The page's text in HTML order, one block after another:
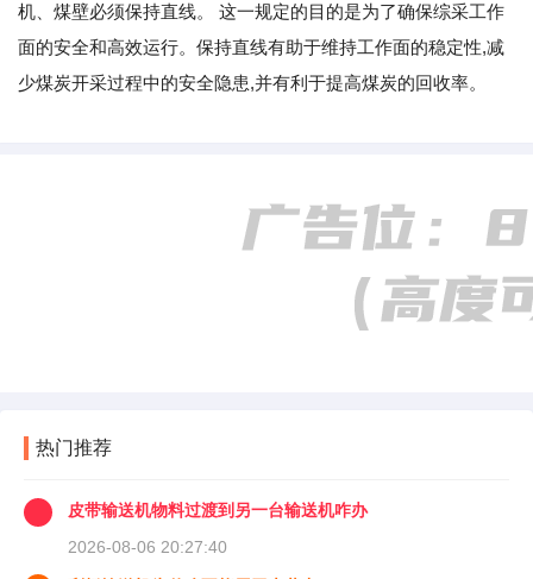
机、煤壁必须保持直线。 这一规定的目的是为了确保综采工作
面的安全和高效运行。保持直线有助于维持工作面的稳定性,减
少煤炭开采过程中的安全隐患,并有利于提高煤炭的回收率。
热门推荐
皮带输送机物料过渡到另一台输送机咋办
2026-08-06 20:27:40